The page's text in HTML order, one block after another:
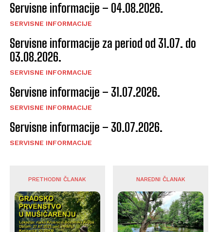
Servisne informacije – 04.08.2026.
SERVISNE INFORMACIJE
Servisne informacije za period od 31.07. do
03.08.2026.
SERVISNE INFORMACIJE
Servisne informacije – 31.07.2026.
SERVISNE INFORMACIJE
Servisne informacije – 30.07.2026.
SERVISNE INFORMACIJE
PRETHODNI ČLANAK NAREDNI ČLANAK